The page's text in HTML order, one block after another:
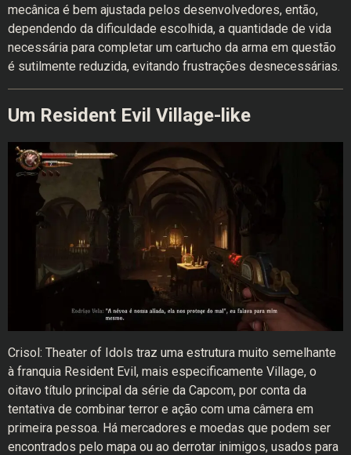
mecânica é bem ajustada pelos desenvolvedores, então,
dependendo da dificuldade escolhida, a quantidade de vida
necessária para completar um cartucho da arma em questão
é sutilmente reduzida, evitando frustrações desnecessárias.
Um Resident Evil Village-like
Crisol: Theater of Idols traz uma estrutura muito semelhante
à franquia Resident Evil, mais especificamente Village, o
oitavo título principal da série da Capcom, por conta da
tentativa de combinar terror e ação com uma câmera em
primeira pessoa. Há mercadores e moedas que podem ser
encontrados pelo mapa ou ao derrotar inimigos, usados para